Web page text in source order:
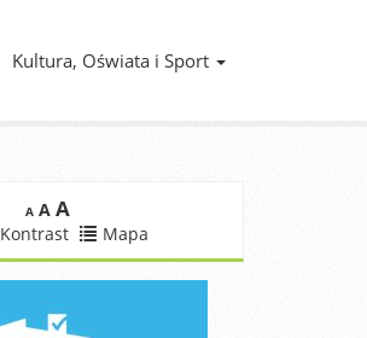
Kultura, Oświata i Sport
A A A
Kontrast Mapa